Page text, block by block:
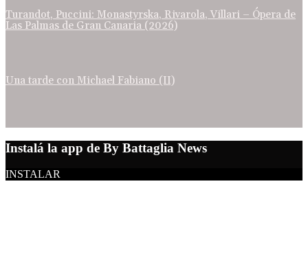
Turandot, Puccini: Monastyrska, Rivarola, Villari – Ópera de
Las Palmas de Gran Canaria (2026)
Una tarde con Michael Fabiano (II)
Instalá la app de By Battaglia News
INSTALAR